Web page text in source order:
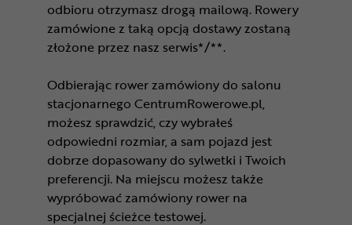
odbioru otrzymasz drogą mailową. Rowery
zamówione z taką opcją dostawy zostaną
złożone przez nasz serwis*/**.
Odbierając rower zamówiony do salonu
stacjonarnego CentrumRowerowe.pl,
możesz sprawdzić, czy wybrałeś
odpowiedni rozmiar, a sam pojazd jest
dobrze dopasowany do sylwetki i Twoich
preferencji. Na miejscu możesz także
wypróbować zamówiony rower na
specjalnej ścieżce testowej.